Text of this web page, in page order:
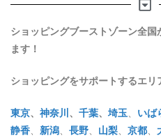
ショッピングブーストゾーン全
ます！
ショッピングをサポートするエリ
東京、 神奈川、 千葉、 埼玉、 いば
静香、 新潟、 長野、 山梨、 京都、